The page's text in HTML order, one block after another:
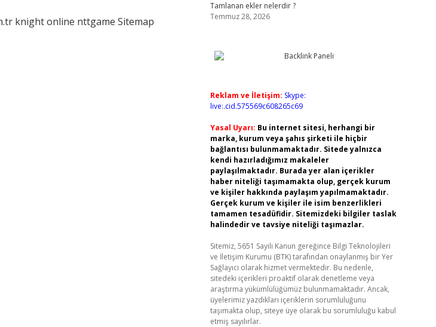
knight online nttgame Sitemap
Tamlanan ekler nelerdir ?
Temmuz 28, 2026
Reklam ve İletişim: Skype:
live:.cid.575569c608265c69
Yasal Uyarı: Bu internet sitesi, herhangi bir
marka, kurum veya şahıs şirketi ile hiçbir
bağlantısı bulunmamaktadır. Sitede yalnızca
kendi hazırladığımız makaleler
paylaşılmaktadır. Burada yer alan içerikler
haber niteliği taşımamakta olup, gerçek kurum
ve kişiler hakkında paylaşım yapılmamaktadır.
Gerçek kurum ve kişiler ile isim benzerlikleri
tamamen tesadüfidir. Sitemizdeki bilgiler taslak
halindedir ve tavsiye niteliği taşımazlar.
Sitemiz, 5651 Sayılı Kanun gereğince Bilgi Teknolojileri
ve İletişim Kurumu (BTK) tarafından onaylanmış bir Yer
Sağlayıcı olarak hizmet vermektedir. Bu nedenle,
sitedeki içerikleri proaktif olarak denetleme veya
araştırma yükümlülüğümüz bulunmamaktadır. Ancak,
üyelerimiz yazdıkları içeriklerin sorumluluğunu
taşımakta olup, siteye üye olarak bu sorumluluğu kabul
etmiş sayılırlar.